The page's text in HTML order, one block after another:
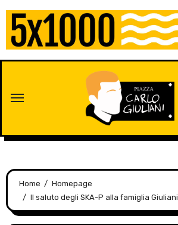
Skip
content
Home
Homepage
Il saluto degli SKA-P alla famiglia Giuliani